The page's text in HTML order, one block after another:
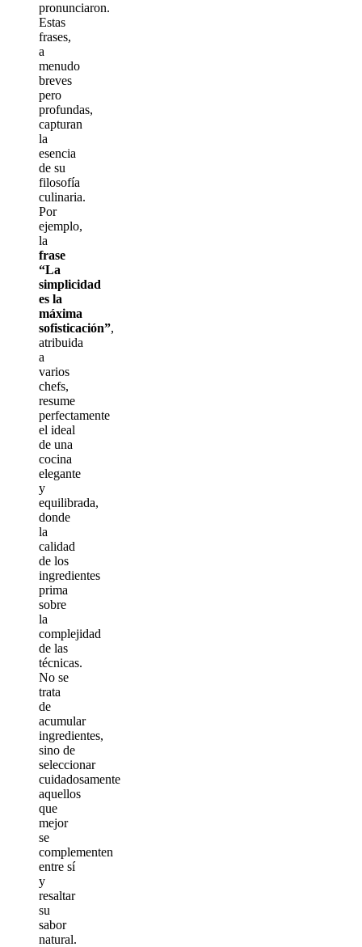
pronunciaron.
Estas
frases,
a
menudo
breves
pero
profundas,
capturan
la
esencia
de su
filosofía
culinaria.
Por
ejemplo,
la
frase
“La
simplicidad
es la
máxima
sofisticación”,
atribuida
a
varios
chefs,
resume
perfectamente
el ideal
de una
cocina
elegante
y
equilibrada,
donde
la
calidad
de los
ingredientes
prima
sobre
la
complejidad
de las
técnicas.
No se
trata
de
acumular
ingredientes,
sino de
seleccionar
cuidadosamente
aquellos
que
mejor
se
complementen
entre sí
y
resaltar
su
sabor
natural.